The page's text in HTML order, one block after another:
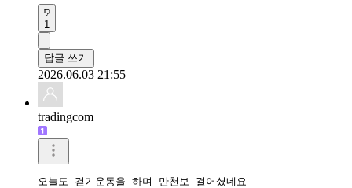
1
답글 쓰기
2026.06.03 21:55
tradingcom
오늘도 걷기운동을 하며 만천보 걸어셨네요